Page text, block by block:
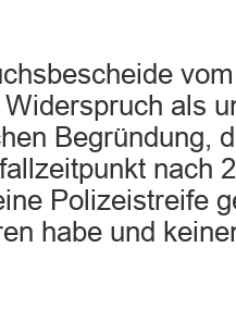
als
Begründung,
nach
Polizeistreife
habe und